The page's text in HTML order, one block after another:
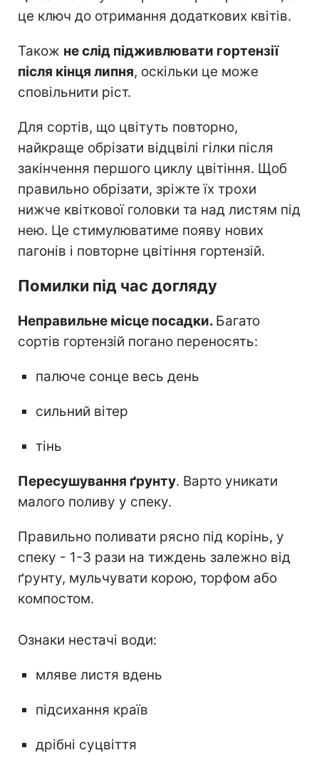
це ключ до отримання додаткових квітів.
Також не слід підживлювати гортензії
після кінця липня, оскільки це може
сповільнити ріст.
Для сортів, що цвітуть повторно,
найкраще обрізати відцвілі гілки після
закінчення першого циклу цвітіння. Щоб
правильно обрізати, зріжте їх трохи
нижче квіткової головки та над листям під
нею. Це стимулюватиме появу нових
пагонів і повторне цвітіння гортензій.
Помилки під час догляду
Неправильне місце посадки. Багато
сортів гортензій погано переносять:
палюче сонце весь день
сильний вітер
тінь
Пересушування ґрунту. Варто уникати
малого поливу у спеку.
Правильно поливати рясно під корінь, у
спеку - 1-3 рази на тиждень залежно від
ґрунту, мульчувати корою, торфом або
компостом.
Ознаки нестачі води:
мляве листя вдень
підсихання країв
дрібні суцвіття